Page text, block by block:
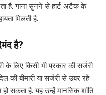
है. गाना सुनने से हार्ट अटैक के
मिलती है.
है?
के लिए किसी भी प्रकार की सर्जरी
की बीमारी या सर्जरी से उबर रहे
सकता है. यह उन्हें मानसिक शांति